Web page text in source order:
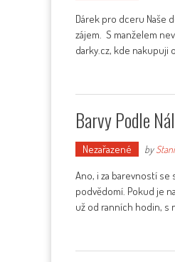
Dárek pro dceru Naše
zájem. S manželem
darky.cz, kde nakupuji
Barvy Podle
Nezařazené by
Ano, i za barevností se
podvědomí. Pokud je
už od ranních hodin, s